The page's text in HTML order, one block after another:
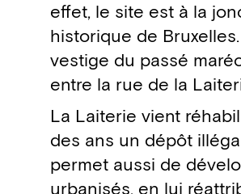
effet, le site est à la
historique de
vestige du passé
entre la rue de la
La Laiterie vient
des ans un dépôt
permet aussi de
urbanisés, en lui